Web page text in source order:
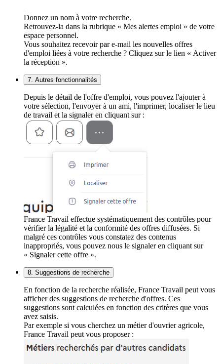
Donnez un nom à votre recherche.
Retrouvez-la dans la rubrique « Mes alertes emploi » de votre
espace personnel.
Vous souhaitez recevoir par e-mail les nouvelles offres
d'emploi liées à votre recherche ? Cliquez sur le lien « Activer
la réception ».
7. Autres fonctionnalités
Depuis le détail de l'offre d'emploi, vous pouvez l'ajouter à
votre sélection, l'envoyer à un ami, l'imprimer, localiser le lieu
de travail et la signaler en cliquant sur :
France Travail effectue systématiquement des contrôles pour
vérifier la légalité et la conformité des offres diffusées. Si
malgré ces contrôles vous constatez des contenus
inappropriés, vous pouvez nous le signaler en cliquant sur
« Signaler cette offre ».
8. Suggestions de recherche
En fonction de la recherche réalisée, France Travail peut vous
afficher des suggestions de recherche d'offres. Ces
suggestions sont calculées en fonction des critères que vous
avez saisis.
Par exemple si vous cherchez un métier d'ouvrier agricole,
France Travail peut vous proposer :